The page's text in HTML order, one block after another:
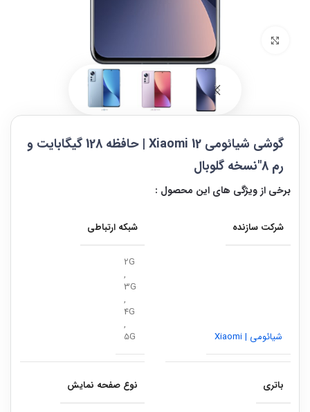
بزرگنمایی تصویر
گوشی شیائومی Xiaomi 12 | حافظه 128 گیگابایت و
رم 8″نسخه گلوبال
برخی از ویژگی های این محصول :
شرکت سازنده
شیائومی | Xiaomi
شبکه ارتباطی
2G
,
3G
,
4G
,
5G
باتری نوع صفحه نمایش